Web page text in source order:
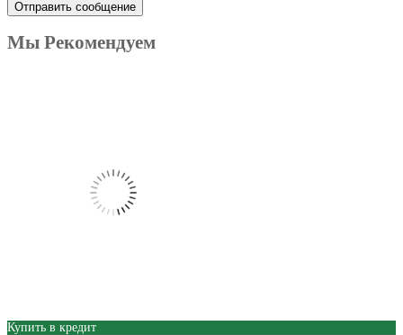
Мы Рекомендуем
Купить в кредит